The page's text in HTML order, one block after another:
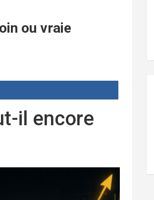
ou vraie
il encore